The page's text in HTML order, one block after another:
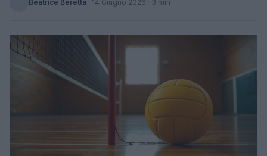
Beatrice Beretta · 14 Giugno 2026 · 3 min